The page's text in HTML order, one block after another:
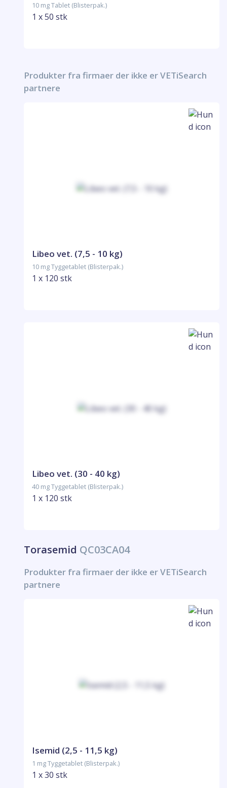
10 mg Tablet (Blisterpak.)
1 x 50 stk
Produkter fra firmaer der ikke er VETiSearch
partnere
Libeo vet. (7,5 - 10 kg)
10 mg Tyggetablet (Blisterpak.)
1 x 120 stk
Libeo vet. (30 - 40 kg)
40 mg Tyggetablet (Blisterpak.)
1 x 120 stk
Torasemid QC03CA04
Produkter fra firmaer der ikke er VETiSearch
partnere
Isemid (2,5 - 11,5 kg)
1 mg Tyggetablet (Blisterpak.)
1 x 30 stk